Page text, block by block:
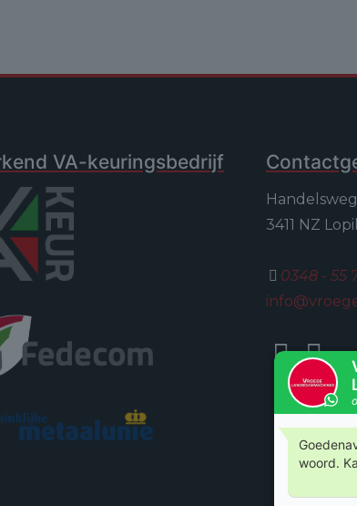
VA-keuringsbedrijf
3411 NZ
0348 - 55